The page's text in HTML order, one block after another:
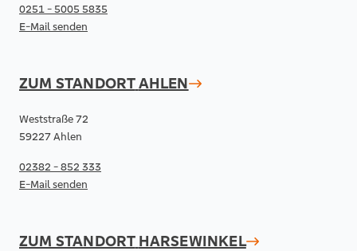
0251 - 5005 5835
E-Mail senden
ZUM STANDORTAHLEN
Weststraße 72
59227 Ahlen
02382 - 852 333
E-Mail senden
ZUM STANDORT HARSEWINKEL